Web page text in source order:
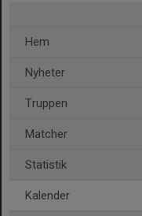
Hem
Nyheter
Truppen
Matcher
Statistik
Kalender